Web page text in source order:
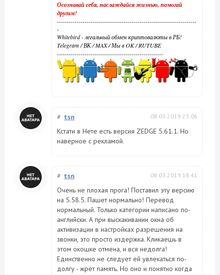
Осознавай себя, наслаждайся жизнью, помогай
другим!
-----------------------------------------------------------------------
-
Whitebird - легальный обмен криптовалюты в РБ!
Telegram/ВК/MAX/Мы в OK/RUTUBE
------------------------------------------------------
# tsn 08.03.2019 23:06
Кстати в Нете есть версия ZEDGE 5.61.1. Но
наверное с рекламой.
# tsn 08.03.2019 18:41
Очень не плохая прога! Поставил эту версию
на 5.58.5. Пашет нормально! Перевод
нормальный. Только категории написано по-
английски. А при выскакивании окна об
активизации в настройках разрешения на
звонки, это просто издержка. Кликаешь в
этом окошке отмена, и вся недолга!
Единственно не следует ей увлекаться по-
долгу - жрёт память. Но оно и понятно когда